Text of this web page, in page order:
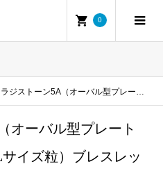
0
トーン5A（オーバル型プレートファセットカット・Lサイズ粒）ブレスレット
オーバル型プレート
イズ粒）ブレスレッ